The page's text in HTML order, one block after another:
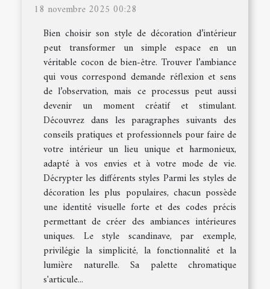
18 novembre 2025 00:28
Bien choisir son style de décoration d’intérieur
peut transformer un simple espace en un
véritable cocon de bien-être. Trouver l’ambiance
qui vous correspond demande réflexion et sens
de l’observation, mais ce processus peut aussi
devenir un moment créatif et stimulant.
Découvrez dans les paragraphes suivants des
conseils pratiques et professionnels pour faire de
votre intérieur un lieu unique et harmonieux,
adapté à vos envies et à votre mode de vie.
Décrypter les différents styles Parmi les styles de
décoration les plus populaires, chacun possède
une identité visuelle forte et des codes précis
permettant de créer des ambiances intérieures
uniques. Le style scandinave, par exemple,
privilégie la simplicité, la fonctionnalité et la
lumière naturelle. Sa palette chromatique
s'articule...